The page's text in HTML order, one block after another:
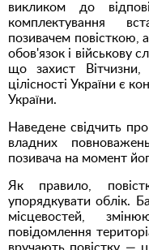
викликом до
комплектування
позивачем повісткою,
обов'язок і військову
що захист Вітчизни,
цілісності України є
України.
Наведене свідчить
владних
позивача на момент
Як правило,
упорядкувати облік.
місцевостей,
повідомлення